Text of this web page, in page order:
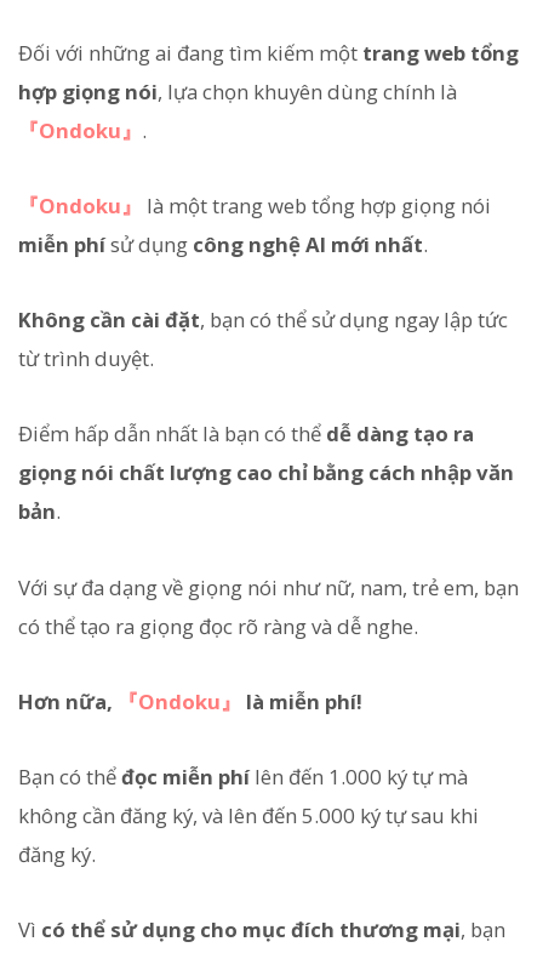
Đối với những ai đang tìm kiếm một trang web tổng
hợp giọng nói, lựa chọn khuyên dùng chính là
『Ondoku』 .
『Ondoku』
là một trang web tổng hợp giọng nói
miễn phísử dụng công nghệ AI mới nhất.
Không cần cài đặt, bạn có thể sử dụng ngay lập tức
từ trình duyệt.
Điểm hấp dẫn nhất là bạn có thể dễ dàng tạo ra
giọng nói chất lượng cao chỉ bằng cách nhập văn
bản.
Với sự đa dạng về giọng nói như nữ, nam, trẻ em, bạn
có thể tạo ra giọng đọc rõ ràng và dễ nghe.
Hơn nữa, 『Ondoku』 là miễn phí!
Bạn có thểđọc miễn phílên đến 1.000 ký tự mà
không cần đăng ký, và lên đến 5.000 ký tự sau khi
đăng ký.
Vì có thể sử dụng cho mục đích thương mại, bạn